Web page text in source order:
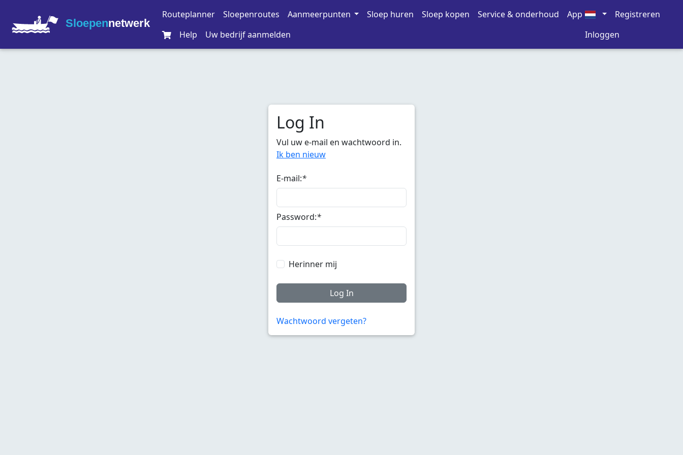
Sloepennetwerk
Routeplanner Sloepenroutes Aanmeerpunten Sloep huren Sloep kopen Service & onderhoud
App
Help
Uw bedrijf aanmelden
Registreren
Inloggen
Log In
Vul uw e-mail en wachtwoord in.
Ik ben nieuw
E-mail:*
Password:*
Herinner mij
Log In
Wachtwoord vergeten?